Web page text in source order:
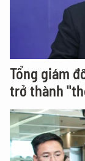
Tổng giám
trở thành